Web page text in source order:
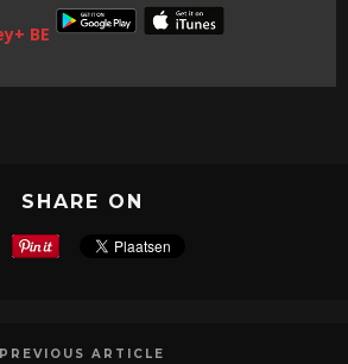
SHARE ON
PREVIOUS ARTICLE